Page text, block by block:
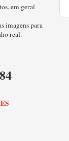
em geral
imagens para
real.